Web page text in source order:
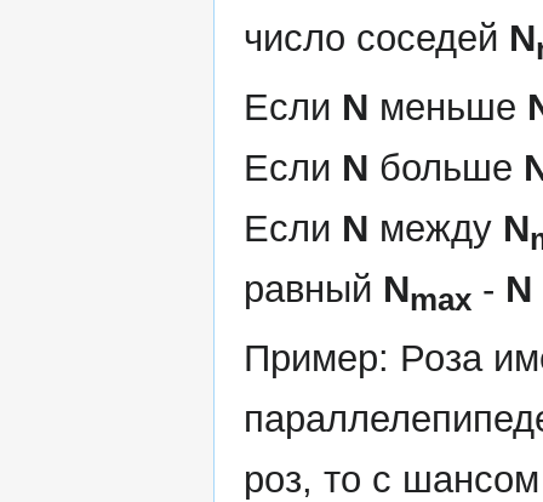
число соседей N
Если N меньше
Если N больше
Если N между N
равный Nmax - N
Пример: Роза
роз, то с